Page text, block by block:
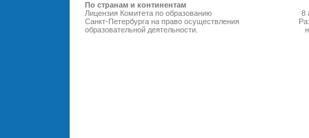
По странам и континентам
Лицензия Комитета по образованию
Санкт-Петербурга на право осуществления
образовательной деятельности
8